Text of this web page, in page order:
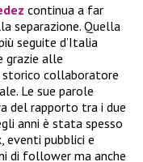
continua a far
separazione. Quella
seguite d’Italia
grazie alle
, storico collaboratore
Le sue parole
del rapporto tra i due
anni è stata spesso
pubblici e
di follower ma anche